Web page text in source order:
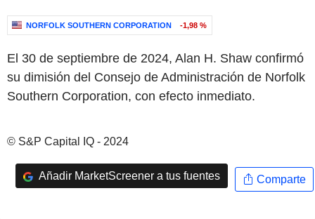
NORFOLK SOUTHERN CORPORATION -1,98 %
El 30 de septiembre de 2024, Alan H. Shaw confirmó
su dimisión del Consejo de Administración de Norfolk
Southern Corporation, con efecto inmediato.
© S&P Capital IQ - 2024
Añadir MarketScreener a tus fuentes Comparte